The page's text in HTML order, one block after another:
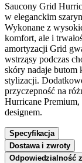
Saucony Grid
w eleganckim
Wykonane z
komfort, ale i
amortyzacji Grid
wstrząsy podczas
skóry nadaje butom
stylizacji.
przyczepność na
Hurricane
designem.
Specyfikacja
Dostawa i zwroty
Odpowiedzialność